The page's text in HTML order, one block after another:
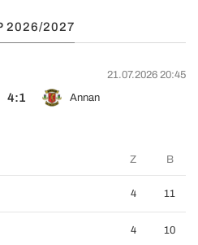
2026/2027
21.07.2026 20:45
4:1 Annan
Z B
4 11
4 10